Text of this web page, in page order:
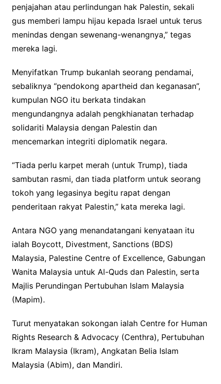
penjajahan atau perlindungan hak Palestin, sekali
gus memberi lampu hijau kepada Israel untuk terus
menindas dengan sewenang-wenangnya,” tegas
mereka lagi.
Menyifatkan Trump bukanlah seorang pendamai,
sebaliknya “pendokong apartheid dan keganasan”,
kumpulan NGO itu berkata tindakan
mengundangnya adalah pengkhianatan terhadap
solidariti Malaysia dengan Palestin dan
mencemarkan integriti diplomatik negara.
“Tiada perlu karpet merah (untuk Trump), tiada
sambutan rasmi, dan tiada platform untuk seorang
tokoh yang legasinya begitu rapat dengan
penderitaan rakyat Palestin,” kata mereka lagi.
Antara NGO yang menandatangani kenyataan itu
ialah Boycott, Divestment, Sanctions (BDS)
Malaysia, Palestine Centre of Excellence, Gabungan
Wanita Malaysia untuk Al-Quds dan Palestin, serta
Majlis Perundingan Pertubuhan Islam Malaysia
(Mapim).
Turut menyatakan sokongan ialah Centre for Human
Rights Research & Advocacy (Centhra), Pertubuhan
Ikram Malaysia (Ikram), Angkatan Belia Islam
Malaysia (Abim), dan Mandiri.